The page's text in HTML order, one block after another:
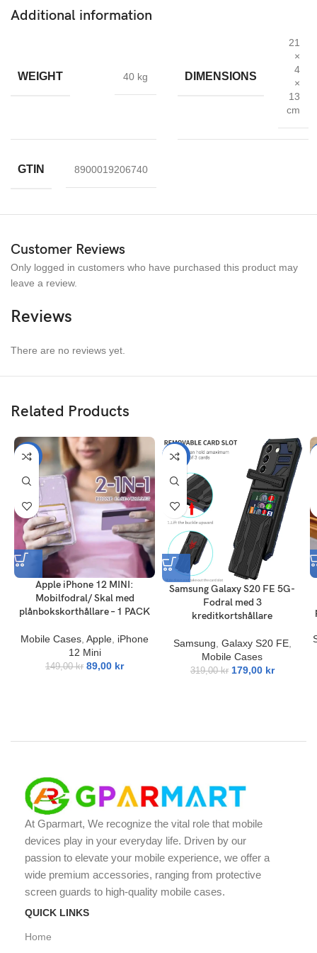
Additional information
WEIGHT 40 kg DIMENSIONS
21
×
4
×
13
cm
GTIN 8900019206740
Customer Reviews
Reviews
There are no reviews yet.
Only logged in customers who have purchased this product may
leave a review.
Related Products
-40%
Apple iPhone 12 MINI:
Mobilfodral/ Skal med
plånbokskorthållare – 1 PACK
Mobile Cases, Apple, iPhone
12 Mini
149,00kr 89,00 kr
-44%
Samsung Galaxy S20 FE 5G-
Fodral med 3
kreditkortshållare
Samsung, Galaxy S20 FE,
Mobile Cases
319,00kr 179,00 kr
At Gparmart, We recognize the vital role that mobile
devices play in your everyday life. Driven by our
passion to elevate your mobile experience, we offer a
wide premium accessories, ranging from protective
screen guards to high-quality mobile cases.
QUICK LINKS
Home